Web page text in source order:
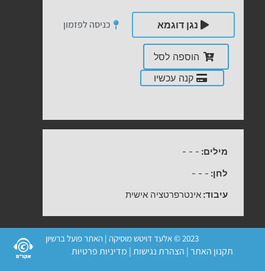
נגן דוגמא כניסה לפזמון
הוספה לסל
קנה עכשיו
מילים: -
-
-
לחן: -
-
-
עיבוד:אינטרפרטציה אישית
2023 © אלעד דויטש מוסיקה | האתר פועל ברשיון
תקנון האתר| הצהרת נגישות| מדיניות פרטיות